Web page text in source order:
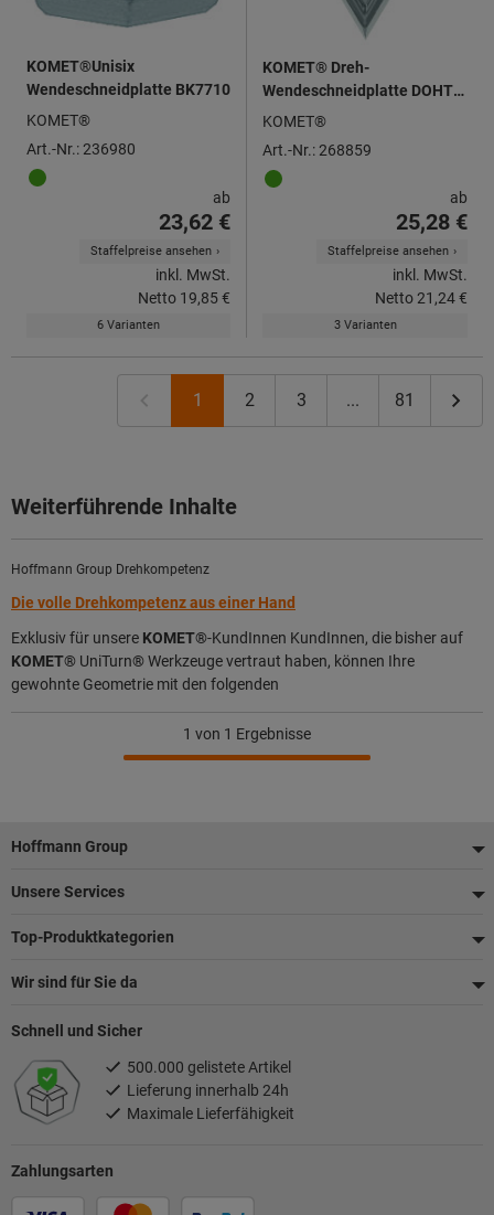
KOMET®Unisix
Wendeschneidplatte BK7710
KOMET®
Art.-Nr.: 236980
ab
23,62 €
Staffelpreise ansehen
inkl. MwSt.
Netto 19,85 €
6 Varianten
KOMET® Dreh-
Wendeschneidplatte DOHT
070202, neutral
KOMET®
Art.-Nr.: 268859
ab
25,28 €
Staffelpreise ansehen
inkl. MwSt.
Netto21,24 €
3 Varianten
1 2 3 ... 81
Weiterführende Inhalte
Hoffmann Group Drehkompetenz
Die volle Drehkompetenz aus einer Hand
Exklusiv für unsere KOMET®-KundInnen KundInnen, die bisher auf
KOMET® UniTurn®Werkzeuge vertraut haben, können Ihre
gewohnte Geometrie mit den folgenden
1 von 1 Ergebnisse
Fußzeile
Hoffmann Group
Unsere Services
Top-Produktkategorien
Wir sind für Sie da
Zahlungsarten
Schnell und Sicher
500.000 gelistete Artikel
Lieferung innerhalb 24h
Maximale Lieferfähigkeit